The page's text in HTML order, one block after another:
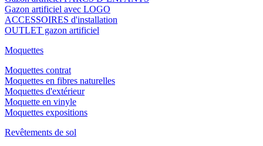
Gazon artificiel avec LOGO
ACCESSOIRES d'installation
OUTLET gazon artificiel
Moquettes
Moquettes contrat
Moquettes en fibres naturelles
Moquettes d'extérieur
Moquette en vinyle
Moquettes expositions
Revêtements de sol